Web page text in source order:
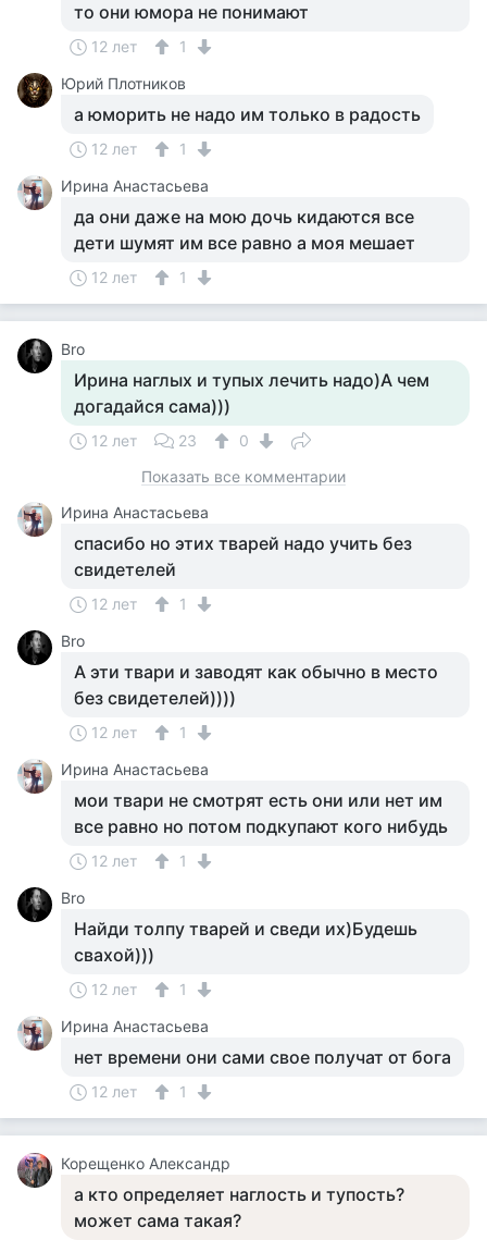
то они юмора не понимают
12 лет
1
Юрий Плотников
а юморить не надо им только в радость
12 лет
1
Ирина Анастасьева
да они даже на мою дочь кидаются все
дети шумят им все равно а моя мешает
12 лет 1
Bro
Ирина наглых и тупых лечить надо)А чем
догадайся сама)))
12 лет 23
0
Показать все комментарии
Ирина Анастасьева
спасибо но этих тварей надо учить без
свидетелей
12 лет
1
Bro
А эти твари и заводят как обычно в место
без свидетелей))))
12 лет
1
Ирина Анастасьева
мои твари не смотрят есть они или нет им
все равно но потом подкупают кого нибудь
12 лет
1
Bro
Найди толпу тварей и сведи их)Будешь
свахой)))
12 лет
1
Ирина Анастасьева
нет времени они сами свое получат от бога
12 лет 1
Корещенко Александр
а кто определяет наглость и тупость?
может сама такая?